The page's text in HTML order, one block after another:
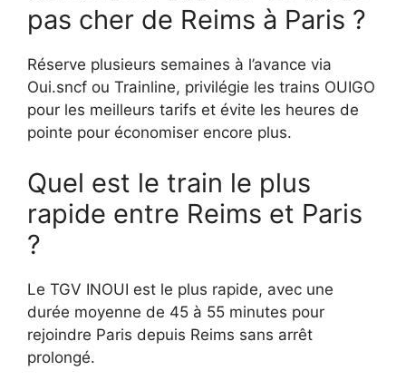
pas cher de Reims à Paris ?
Réserve plusieurs semaines à l’avance via
Oui.sncf ou Trainline, privilégie les trains OUIGO
pour les meilleurs tarifs et évite les heures de
pointe pour économiser encore plus.
Quel est le train le plus
rapide entre Reims et Paris
?
Le TGV INOUI est le plus rapide, avec une
durée moyenne de 45 à 55 minutes pour
rejoindre Paris depuis Reims sans arrêt
prolongé.